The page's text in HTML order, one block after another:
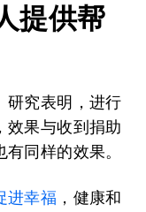
提供帮
研究表明，进行
，效果与收到捐助
有同样的效果。
进幸福 ，健康和